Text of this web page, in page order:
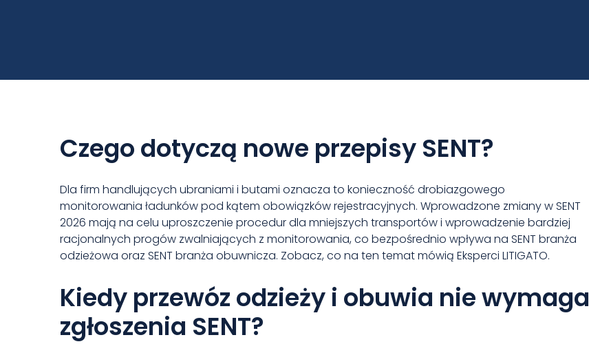
Czego dotyczą nowe przepisy SENT?
Dla firm handlujących ubraniami i butami oznacza to konieczność drobiazgowego
monitorowania ładunków pod kątem obowiązków rejestracyjnych. Wprowadzone zmiany w SENT
2026 mają na celu uproszczenie procedur dla mniejszych transportów i wprowadzenie bardziej
racjonalnych progów zwalniających z monitorowania, co bezpośrednio wpływa na SENT branża
odzieżowa oraz SENT branża obuwnicza. Zobacz, co na ten temat mówią Eksperci LITIGATO.
Kiedy przewóz odzieży i obuwia nie wymaga
zgłoszenia SENT?